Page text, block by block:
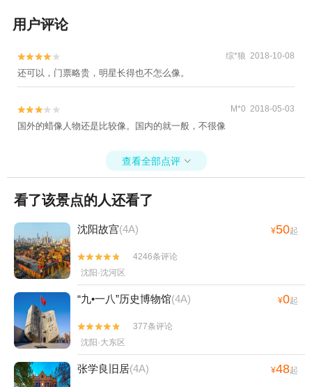
用户评论

 综*狼 2018-10-08
还可以，门票略贵，明星长得也不怎么像。

 M*0 2018-05-03
国外的蜡像人物还是比较像。国内的就一般，不很像
查看全部点评 
看了该景点的人还看了
沈阳故宫(4A) ¥50起


4246条评论
沈阳·沈河区
“九•一八”历史博物馆(4A) ¥0起


377条评论
沈阳·大东区
张学良旧居(4A) ¥48起